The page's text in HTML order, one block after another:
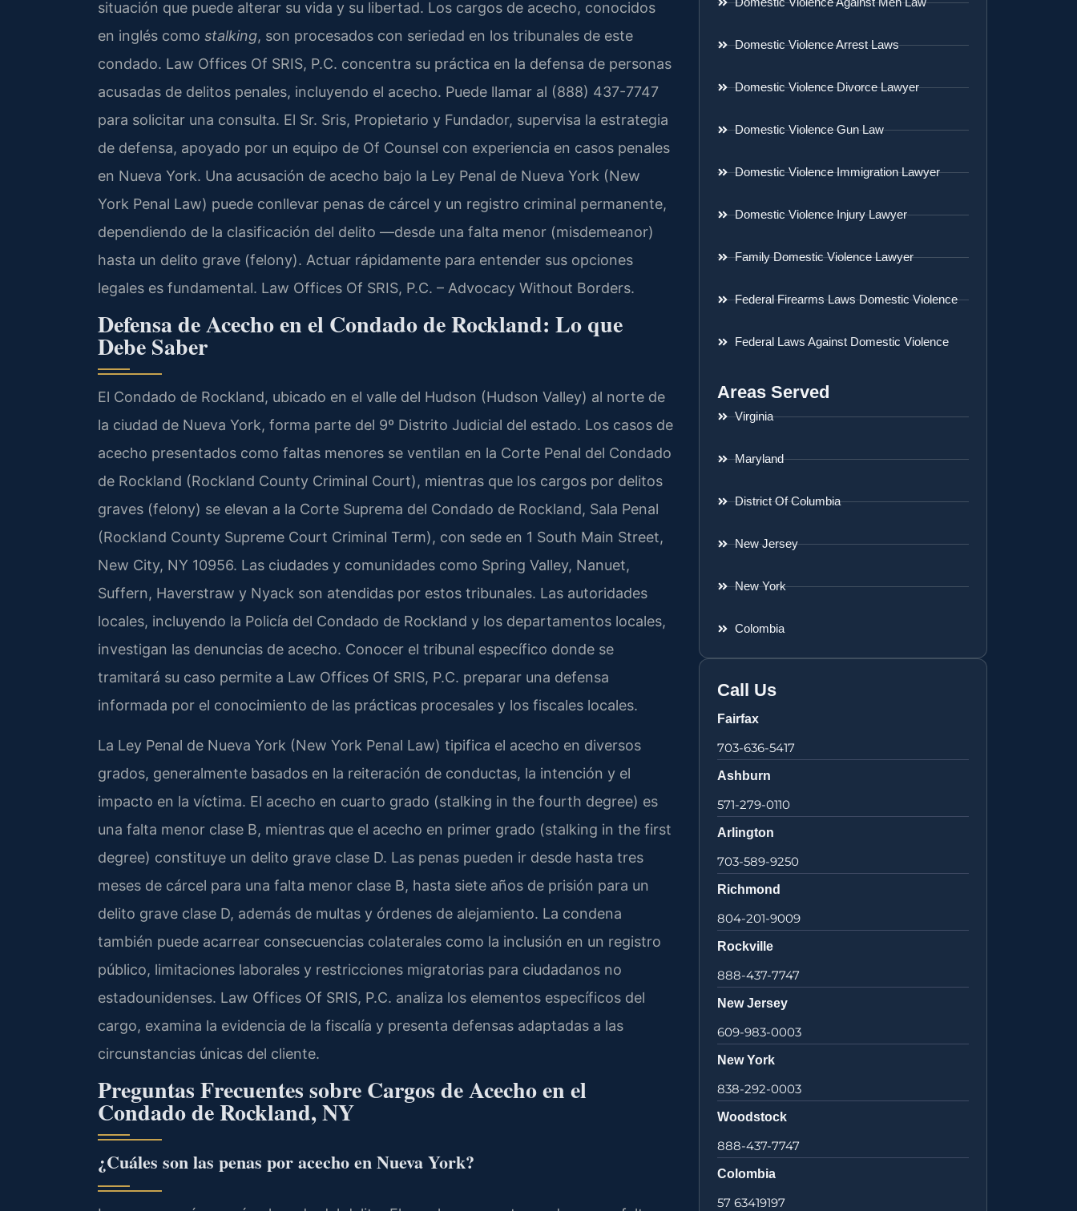
situación que puede alterar su vida y su libertad. Los cargos de acecho, conocidos
en inglés como stalking, son procesados con seriedad en los tribunales de este
condado. Law Offices Of SRIS, P.C. concentra su práctica en la defensa de personas
acusadas de delitos penales, incluyendo el acecho. Puede llamar al (888) 437-7747
para solicitar una consulta. El Sr. Sris, Propietario y Fundador, supervisa la estrategia
de defensa, apoyado por un equipo de Of Counsel con experiencia en casos penales
en Nueva York. Una acusación de acecho bajo la Ley Penal de Nueva York (New
York Penal Law) puede conllevar penas de cárcel y un registro criminal permanente,
dependiendo de la clasificación del delito —desde una falta menor (misdemeanor)
hasta un delito grave (felony). Actuar rápidamente para entender sus opciones
legales es fundamental. Law Offices Of SRIS, P.C. – Advocacy Without Borders.
Defensa de Acecho en el Condado de Rockland: Lo que
Debe Saber
El Condado de Rockland, ubicado en el valle del Hudson (Hudson Valley) al norte de
la ciudad de Nueva York, forma parte del 9º Distrito Judicial del estado. Los casos de
acecho presentados como faltas menores se ventilan en la Corte Penal del Condado
de Rockland (Rockland County Criminal Court), mientras que los cargos por delitos
graves (felony) se elevan a la Corte Suprema del Condado de Rockland, Sala Penal
(Rockland County Supreme Court Criminal Term), con sede en 1 South Main Street,
New City, NY 10956. Las ciudades y comunidades como Spring Valley, Nanuet,
Suffern, Haverstraw y Nyack son atendidas por estos tribunales. Las autoridades
locales, incluyendo la Policía del Condado de Rockland y los departamentos locales,
investigan las denuncias de acecho. Conocer el tribunal específico donde se
tramitará su caso permite a Law Offices Of SRIS, P.C. preparar una defensa
informada por el conocimiento de las prácticas procesales y los fiscales locales.
La Ley Penal de Nueva York (New York Penal Law) tipifica el acecho en diversos
grados, generalmente basados en la reiteración de conductas, la intención y el
impacto en la víctima. El acecho en cuarto grado (stalking in the fourth degree) es
una falta menor clase B, mientras que el acecho en primer grado (stalking in the first
degree) constituye un delito grave clase D. Las penas pueden ir desde hasta tres
meses de cárcel para una falta menor clase B, hasta siete años de prisión para un
delito grave clase D, además de multas y órdenes de alejamiento. La condena
también puede acarrear consecuencias colaterales como la inclusión en un registro
público, limitaciones laborales y restricciones migratorias para ciudadanos no
estadounidenses. Law Offices Of SRIS, P.C. analiza los elementos específicos del
cargo, examina la evidencia de la fiscalía y presenta defensas adaptadas a las
circunstancias únicas del cliente.
Preguntas Frecuentes sobre Cargos de Acecho en el
Condado de Rockland, NY
¿Cuáles son las penas por acecho en Nueva York?
Domestic Violence Arrest Laws
Domestic Violence Divorce Lawyer
Domestic Violence Gun Law
Domestic Violence Immigration Lawyer
Domestic Violence Injury Lawyer
Family Domestic Violence Lawyer
Federal Firearms Laws Domestic Violence
Federal Laws Against Domestic Violence
Areas Served
Virginia
Maryland
District Of Columbia
New Jersey
New York
Colombia
Call Us
Fairfax
703-636-5417
Ashburn
571-279-0110
Arlington
703-589-9250
Richmond
804-201-9009
Rockville
888-437-7747
New Jersey
609-983-0003
New York
838-292-0003
Woodstock
888-437-7747
Colombia
57 63419197